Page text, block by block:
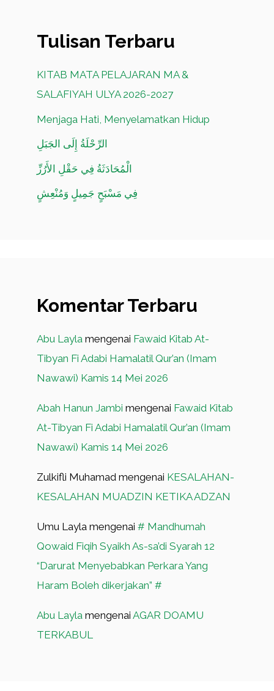
Tulisan Terbaru
KITAB MATA PELAJARAN MA &
SALAFIYAH ULYA 2026-2027
Menjaga Hati, Menyelamatkan Hidup
الرِّحْلَةُ إِلَى الجَبَلِ
الْمُحَادَثَةُ فِي حَقْلِ الأَرُزِّ
فِي مَسْبَحٍ جَمِيلٍ وَمُنْعِشٍ
Komentar Terbaru
Abu Layla mengenai Fawaid Kitab At-
Tibyan Fi Adabi Hamalatil Qur’an (Imam
Nawawi) Kamis 14 Mei 2026
Abah Hanun Jambi mengenai Fawaid Kitab
At-Tibyan Fi Adabi Hamalatil Qur’an (Imam
Nawawi) Kamis 14 Mei 2026
Zulkifli Muhamad mengenai KESALAHAN-
KESALAHAN MUADZIN KETIKA ADZAN
Umu Layla mengenai # Mandhumah
Qowaid Fiqih Syaikh As-sa’di Syarah 12
“Darurat Menyebabkan Perkara Yang
Haram Boleh dikerjakan” #
Abu Layla mengenai AGAR DOAMU
TERKABUL